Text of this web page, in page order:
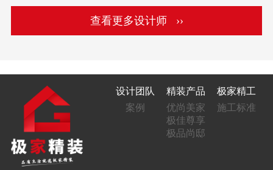
查看更多设计师 ››
设计团队
案例
精装产品
优尚美家
极佳尊享
极品尚邸
极家精工
施工标准